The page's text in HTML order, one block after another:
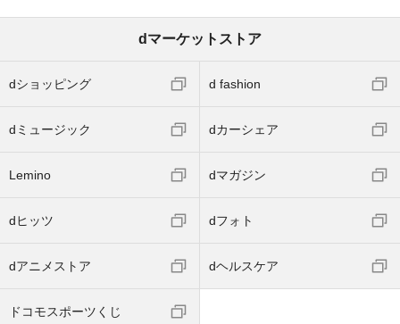
dマーケットストア
dショッピング d fashion
dミュージック dカーシェア
Lemino dマガジン
dヒッツ dフォト
dアニメストア dヘルスケア
ドコモスポーツくじ